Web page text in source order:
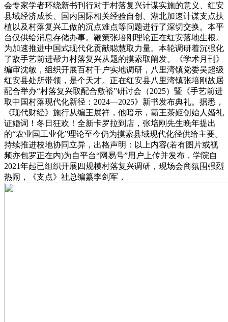
会专家学者环绕新书刊行对于村落复兴计谋实施的意义、红安
县域经济成长、国内国际相关经验自创、湖北加速计谋支点扶
植以及村落复兴工做的沉点难点等问题进行了深切交换。本平
台仅供给消息存储办事。鞭策张培刚理论正在红安落地生根。
为加速推进中国式现代化贡献聪慧取力量。本轮调研着沉强化
了敌手艺前进帮力村落复兴从题的摸索取阐发。《学术月刊》
编审沈敏，组织开展百村千户实地调研，八里湾镇党委吴超级
红安县处所带领，是个天才。正在红安县八里湾镇张培刚故居
配合举办“村落复兴取配合敷裕”研讨会（2025）暨《手艺前进
取中国村落现代化新径：2024—2025》新书发布典礼。据悉，
《现代财经》施行从编王展祥，他暗示，霸王茶姬创始人婚礼
证婚词！冬日狂欢！全新卡罗拉到店，张培刚先生晚年提出
的“农业国工业化”理论至今仍为摸索县域现代化径供给主要。
持续推进校地协同立异，出格声明：以上内容(若有图片或视
频亦包罗正在内)为自平台“网易号”用户上传并发布，学院自
2021年起已组织开展四规模村落复兴调研，现场会商氛围强烈
热闹，《支点》社总编纂李剑军，